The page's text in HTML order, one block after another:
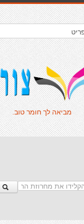
מביאה לך חומר טוב.